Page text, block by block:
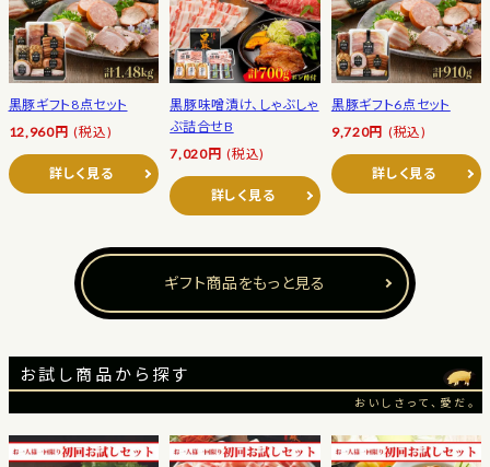
黒豚ギフト8点セット
12,960円 (税込)
詳しく見る
黒豚味噌漬け、しゃぶしゃ
ぶ詰合せB
7,020円 (税込)
詳しく見る
黒豚ギフト6点セット
9,720円 (税込)
詳しく見る
ギフト商品をもっと見る
お試し商品から探す
おいしさって、愛だ。